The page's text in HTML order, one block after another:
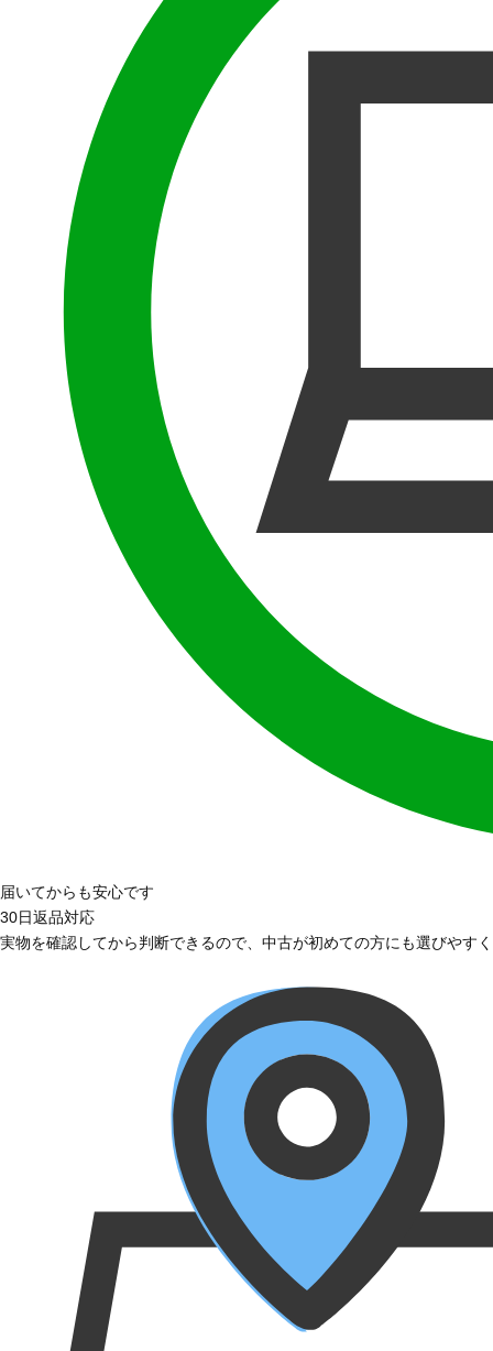
届いてからも安心です
30日返品対応
実物を確認してから判断できるので、中古が初めての方にも選びやす